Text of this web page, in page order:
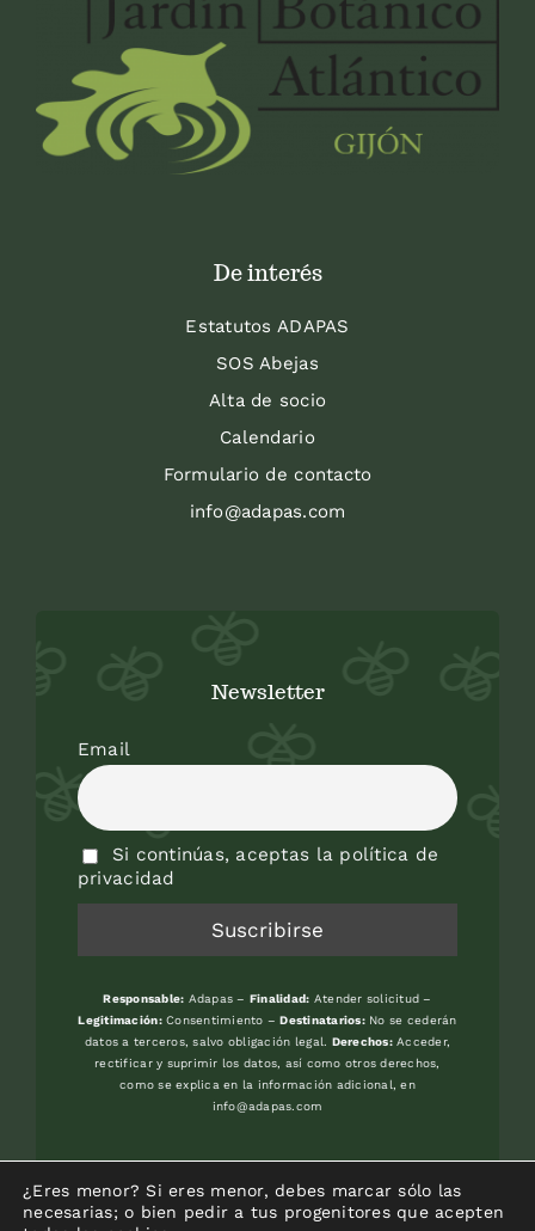
De interés
Estatutos ADAPAS
SOS Abejas
Alta de socio
Calendario
Formulario de contacto
info@adapas.com
Newsletter
Email
Si continúas, aceptas la política de
privacidad
Responsable: Adapas – Finalidad: Atender solicitud –
Legitimación:Consentimiento –Destinatarios:No se cederán
datos a terceros, salvo obligación legal. Derechos:Acceder,
rectificar y suprimir los datos, así como otros derechos,
como se explica en la información adicional, en
info@adapas.com
-GIJON (Asturias) – Frente Universidad
¿Eres menor? Si eres menor, debes marcar sólo las
necesarias; o bien pedir a tus progenitores que acepten